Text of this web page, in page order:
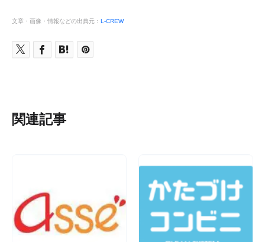
文章・画像・情報などの出典元： L-CREW
関連記事